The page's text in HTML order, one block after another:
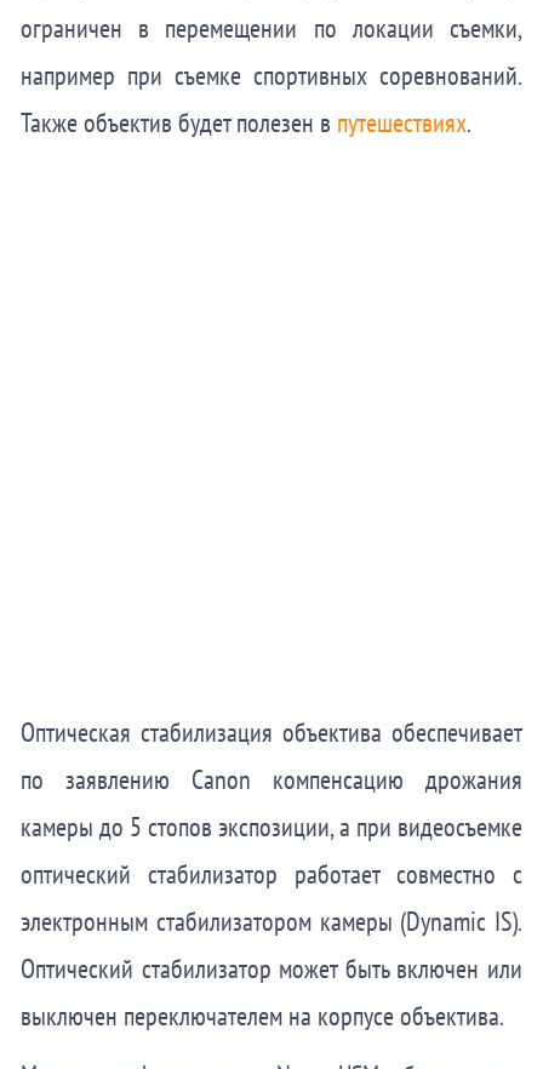
ограничен в перемещении по локации съемки,
например при съемке спортивных соревнований.
Также объектив будет полезен в путешествиях.
Оптическая стабилизация объектива обеспечивает
по заявлению Canon компенсацию дрожания
камеры до 5 стопов экспозиции, а при видеосъемке
оптический стабилизатор работает совместно с
электронным стабилизатором камеры (Dynamic IS).
Оптический стабилизатор может быть включен или
выключен переключателем на корпусе объектива.